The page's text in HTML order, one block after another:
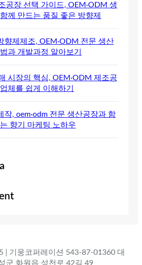
공장 선택 가이드, OEM·ODM 생
께 만드는 품질 좋은 방향제
향제제조, OEM·ODM 전문 생산
과 개발과정 알아보기
시장의 핵심, OEM·ODM 제조공
체를 쉽게 이해하기
작, oem·odm 전문 생산공장과 함
향기 마케팅 노하우
| 기웅코퍼레이션 543-87-01360 대
군 화원읍 성천로 42길 49